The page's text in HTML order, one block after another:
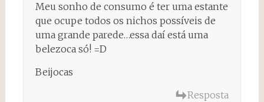
Meu sonho de consumo é ter uma estante
que ocupe todos os nichos possíveis de
uma grande parede…essa daí está uma
belezoca só! =D
Beijocas
Resposta